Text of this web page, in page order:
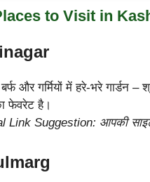
to Visit in
बर्फ और गर्मियों में हरे-भरे
फेवरेट है।
Link Suggestion: आपकी